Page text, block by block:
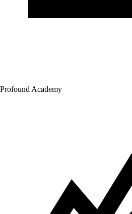
Profound Academy